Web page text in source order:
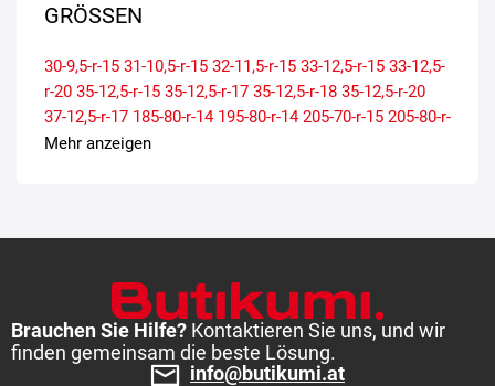
GRÖSSEN
30-9,5-r-15 31-10,5-r-15 32-11,5-r-15 33-12,5-r-15 33-12,5-
r-20 35-12,5-r-15 35-12,5-r-17 35-12,5-r-18 35-12,5-r-20
37-12,5-r-17 185-80-r-14 195-80-r-14 205-70-r-15 205-80-r-
16 225-75-r-16
Mehr anzeigen
Brauchen Sie Hilfe? Kontaktieren Sie uns, und wir
finden gemeinsam die beste Lösung.
info@butikumi.at